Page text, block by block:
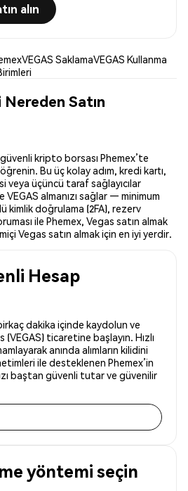
alın
VEGAS SaklamaVEGAS Kullanma
Nereden Satın
kripto borsası Phemex’te
öğrenin. Bu üç kolay adım, kredi kartı,
veya üçüncü taraf sağlayıcılar
almanızı sağlar — minimum
kimlik doğrulama (2FA), rezerv
ile Phemex, Vegas satın almak
Vegas satın almak için en iyi yerdir.
Hesap
dakika içinde kaydolun ve
ticaretine başlayın. Hızlı
anında alımların kilidini
ile desteklenen Phemex’in
baştan güvenli tutar ve güvenilir
yöntemi seçin